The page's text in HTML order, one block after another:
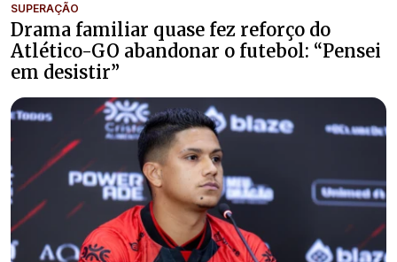
SUPERAÇÃO
Drama familiar quase fez reforço do
Atlético-GO abandonar o futebol: “Pensei
em desistir”